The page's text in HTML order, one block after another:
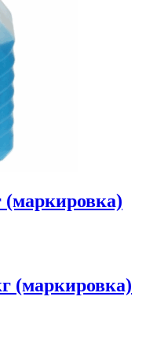
(маркировка)